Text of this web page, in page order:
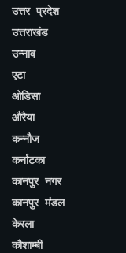
उत्तर प्रदेश
उत्तराखंड
उन्नाव
एटा
ओडिसा
औरैया
कन्नौज
कर्नाटका
कानपुर नगर
कानपुर मंडल
केरला
कौशाम्बी